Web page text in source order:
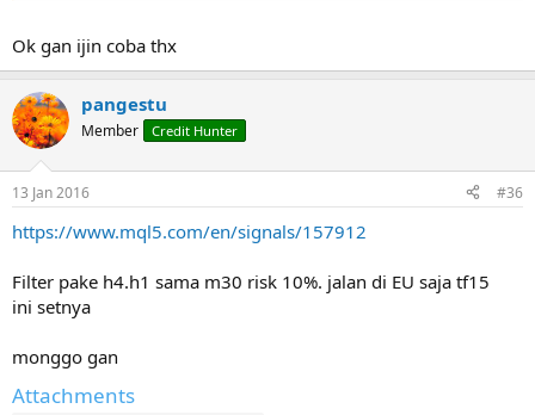
Ok gan ijin coba thx
pangestu
Member Credit Hunter
13 Jan 2016 #36
https://www.mql5.com/en/signals/157912
Filter pake h4.h1 sama m30 risk 10%. jalan di EU saja tf15
ini setnya
monggo gan
Attachments